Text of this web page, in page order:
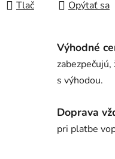
Tlač Opýtať sa
Výhodné
s výhodou.
Doprava
pri platbe